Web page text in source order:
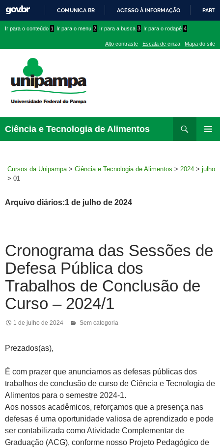
PARA
CONTEÚDO
COMUNICA BR ACESSO À INFORMAÇÃO
conteúdo
menu
superior
menu
Ir para o conteúdo 1 Ir para o menu 2 Ir para a busca 3 Ir para o rodapé 4
Alto contraste Escala de cinza Mapa do site
Ciência e Tecnologia de Alimentos
Cursos da Unipampa > Ciência e Tecnologia de Alimentos > 2024 > julho
> 01
Arquivo diários:1 de julho de 2024
Cronograma das Sessões de
Defesa Pública dos
Trabalhos de Conclusão de
Curso – 2024/1
1 de julho de 2024 Sem categoria
Prezados(as),
É com prazer que anunciamos as defesas públicas dos
trabalhos de conclusão de curso de Ciência e Tecnologia de
Alimentos para o semestre 2024-1.
Aos nossos acadêmicos, reforçamos que a presença nas
defesas é uma oportunidade valiosa de aprendizado e pode
ser contabilizada como Atividade Complementar de
Graduação (ACG), conforme nosso Projeto Pedagógico de